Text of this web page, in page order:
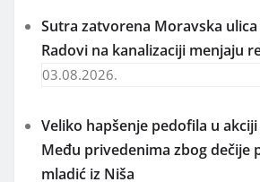
Sutra zatvorena Moravska
Radovi na kanalizaciji menjaju
03.08.2026.
Veliko hapšenje pedofila u akciji
Među privedenima zbog dečije
mladić iz Niša